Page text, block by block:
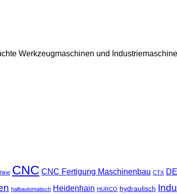
Werkzeugmaschinen und
CNC CNC Fertigung Maschinenbau CTX
halbautomatisch Heidenhain HURCO hydraulisch